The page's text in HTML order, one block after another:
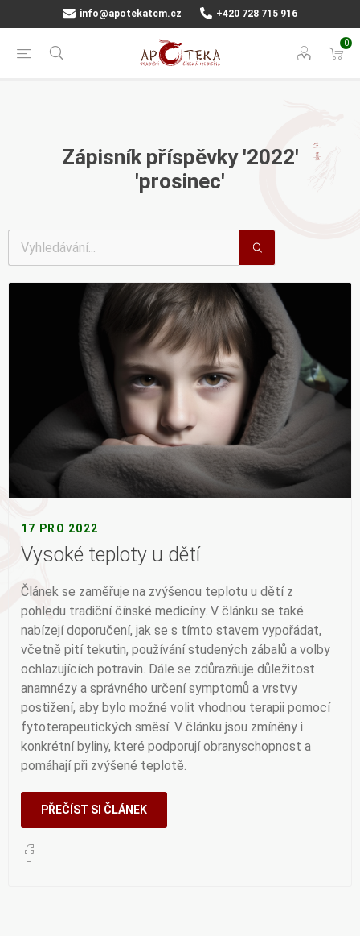
info@apotekatcm.cz +420 728 715 916
0
Zápisník příspěvky '2022'
'prosinec'
17 PRO 2022
Vysoké teploty u dětí
Článek se zaměřuje na zvýšenou teplotu u dětí z
pohledu tradiční čínské medicíny. V článku se také
nabízejí doporučení, jak se s tímto stavem vypořádat,
včetně pití tekutin, používání studených zábalů a volby
ochlazujících potravin. Dále se zdůrazňuje důležitost
anamnézy a správného určení symptomů a vrstvy
postižení, aby bylo možné volit vhodnou terapii pomocí
fytoterapeutických směsí. V článku jsou zmíněny i
konkrétní byliny, které podporují obranyschopnost a
pomáhají při zvýšené teplotě.
PŘEČÍST SI ČLÁNEK